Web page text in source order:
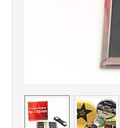
< /picture>